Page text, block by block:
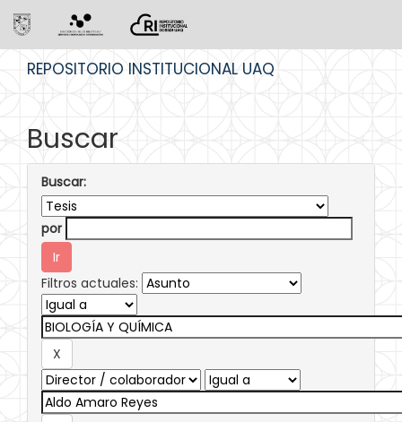
REPOSITORIO INSTITUCIONAL UAQ
Buscar
Buscar:
por
Filtros actuales: